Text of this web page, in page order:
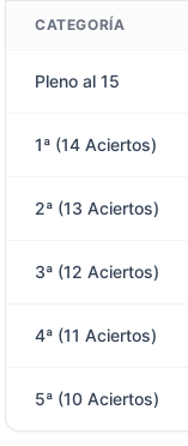
CATEGORÍA
Pleno al 15
1ª (14 Aciertos)
2ª (13 Aciertos)
3ª (12 Aciertos)
4ª (11 Aciertos)
5ª (10 Aciertos)